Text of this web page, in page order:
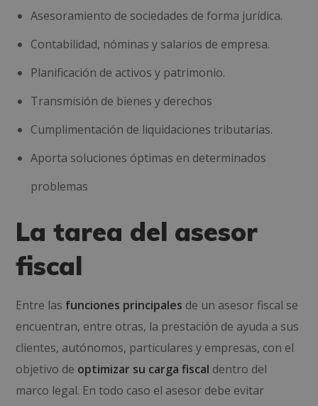
Asesoramiento de sociedades de forma jurídica.
Contabilidad, nóminas y salarios de empresa.
Planificación de activos y patrimonio.
Transmisión de bienes y derechos
Cumplimentación de liquidaciones tributarias.
Aporta soluciones óptimas en determinados
problemas
La tarea del asesor
fiscal
Entre las funciones principales de un asesor fiscal se
encuentran, entre otras, la prestación de ayuda a sus
clientes, autónomos, particulares y empresas, con el
objetivo de optimizar su carga fiscal dentro del
marco legal. En todo caso el asesor debe evitar